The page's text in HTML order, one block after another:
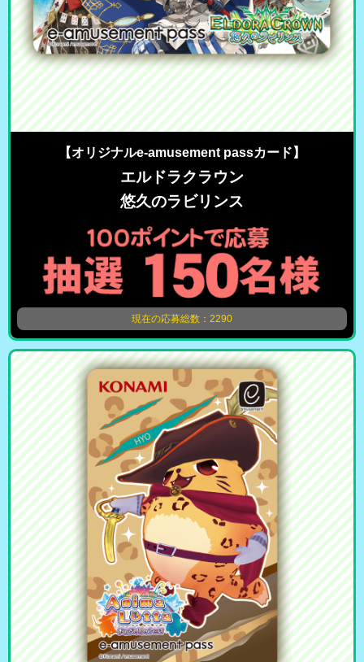
【オリジナルe-amusement passカード】
エルドラクラウン
悠久のラビリンス
現在の応募総数：2290